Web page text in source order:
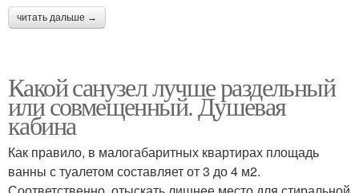
читать дальше →
Какой санузел лучше раздельный
или совмещенный. Душевая
кабина
Как правило, в малогабаритных квартирах площадь
ванны с туалетом составляет от 3 до 4 м2.